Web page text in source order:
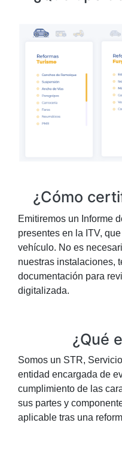
¿Cómo
Emitiremos un Informe
presentes en la ITV,
vehículo. No es
nuestras instalaciones,
documentación para
digitalizada.
¿Qué
Somos un STR,
entidad encargada de
cumplimiento de las
sus partes y
aplicable tras una